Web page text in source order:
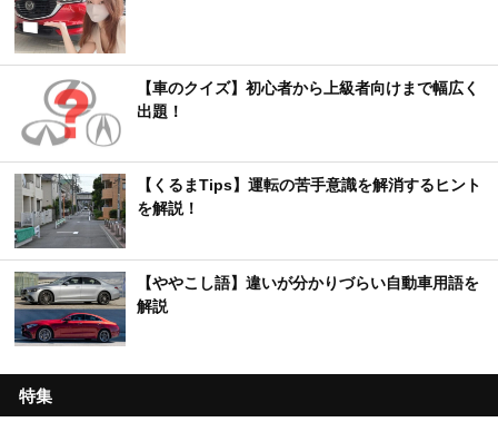
【車のクイズ】初心者から上級者向けまで幅広く
出題！
【くるまTips】運転の苦手意識を解消するヒント
を解説！
【ややこし語】違いが分かりづらい自動車用語を
解説
特集